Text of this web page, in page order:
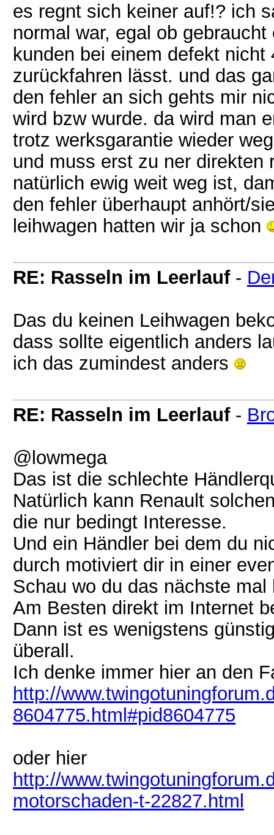
es regnt sich keiner auf!? ich
normal war, egal ob
kunden bei einem defekt
zurückfahren lässt. und das
den fehler an sich gehts mir
wird bzw wurde. da wird man
trotz werksgarantie wieder
und muss erst zu ner direkten
natürlich ewig weit weg ist,
den fehler überhaupt anhört/
leihwagen hatten wir ja schon
RE: Rasseln im Leerlauf-
Das du keinen Leihwagen
dass sollte eigentlich anders
ich das zumindest anders
RE: Rasseln im Leerlauf-
@lowmega
Das ist die schlechte
Natürlich kann Renault
die nur bedingt Interesse.
Und ein Händler bei dem du
durch motiviert dir in einer
Schau wo du das nächste mal
Am Besten direkt im Internet
Dann ist es wenigstens
überall.
Ich denke immer hier an den
http://
8604775.html#pid8604775
oder hier
http://
motorschaden-t-22827.html